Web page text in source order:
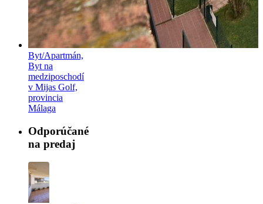
Byt/Apartmán,
Byt na
medziposchodí
v Mijas Golf,
provincia
Málaga
Odporúčané
na predaj